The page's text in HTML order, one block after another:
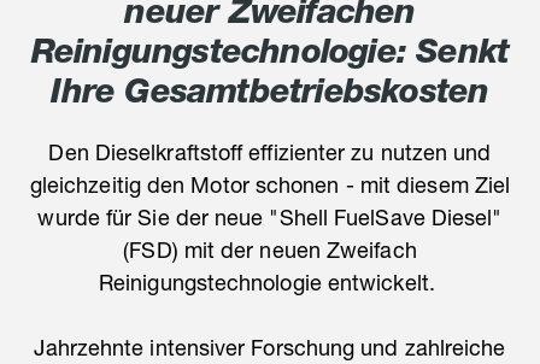
neuer Zweifachen
Reinigungstechnologie: Senkt
Ihre Gesamtbetriebskosten
Den Dieselkraftstoff effizienter zu nutzen und
gleichzeitig den Motor schonen - mit diesem Ziel
wurde für Sie der neue "Shell FuelSave Diesel"
(FSD) mit der neuen Zweifach
Reinigungstechnologie entwickelt.
Jahrzehnte intensiver Forschung und zahlreiche